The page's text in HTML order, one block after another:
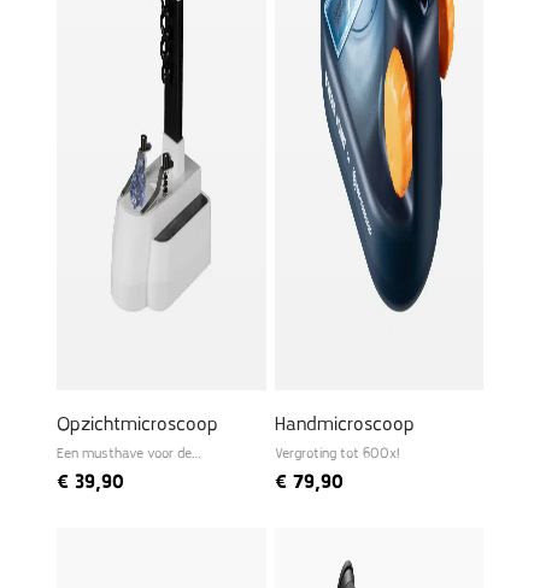
Opzichtmicroscoop
Een musthave voor de
€ 39,90
Handmicroscoop
Vergroting tot 600x!
€79,90